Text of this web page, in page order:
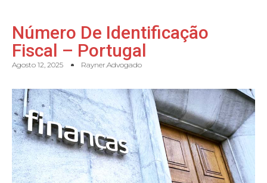
Número De Identificação
Fiscal – Portugal
Agosto 12, 2025 Rayner.advogado